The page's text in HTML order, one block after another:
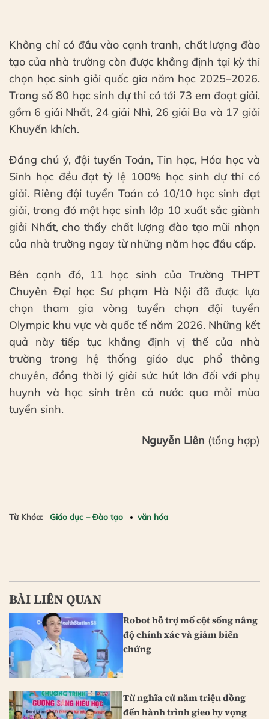
Không chỉ có đầu vào cạnh tranh, chất lượng đào
tạo của nhà trường còn được khẳng định tại kỳ thi
chọn học sinh giỏi quốc gia năm học 2025–2026.
Trong số 80 học sinh dự thi có tới 73 em đoạt giải,
gồm 6 giải Nhất, 24 giải Nhì, 26 giải Ba và 17 giải
Khuyến khích.
Đáng chú ý, đội tuyển Toán, Tin học, Hóa học và
Sinh học đều đạt tỷ lệ 100% học sinh dự thi có
giải. Riêng đội tuyển Toán có 10/10 học sinh đạt
giải, trong đó một học sinh lớp 10 xuất sắc giành
giải Nhất, cho thấy chất lượng đào tạo mũi nhọn
của nhà trường ngay từ những năm học đầu cấp.
Bên cạnh đó, 11 học sinh của Trường THPT
Chuyên Đại học Sư phạm Hà Nội đã được lựa
chọn tham gia vòng tuyển chọn đội tuyển
Olympic khu vực và quốc tế năm 2026. Những kết
quả này tiếp tục khẳng định vị thế của nhà
trường trong hệ thống giáo dục phổ thông
chuyên, đồng thời lý giải sức hút lớn đối với phụ
huynh và học sinh trên cả nước qua mỗi mùa
tuyển sinh.
Nguyễn Liên (tổng hợp)
Từ Khóa: Giáo dục – Đào tạo văn hóa
BÀI LIÊN QUAN
Robot hỗ trợ mổ cột sống nâng
độ chính xác và giảm biến
chứng
Từ nghĩa cử năm triệu đồng
đến hành trình gieo hy vọng